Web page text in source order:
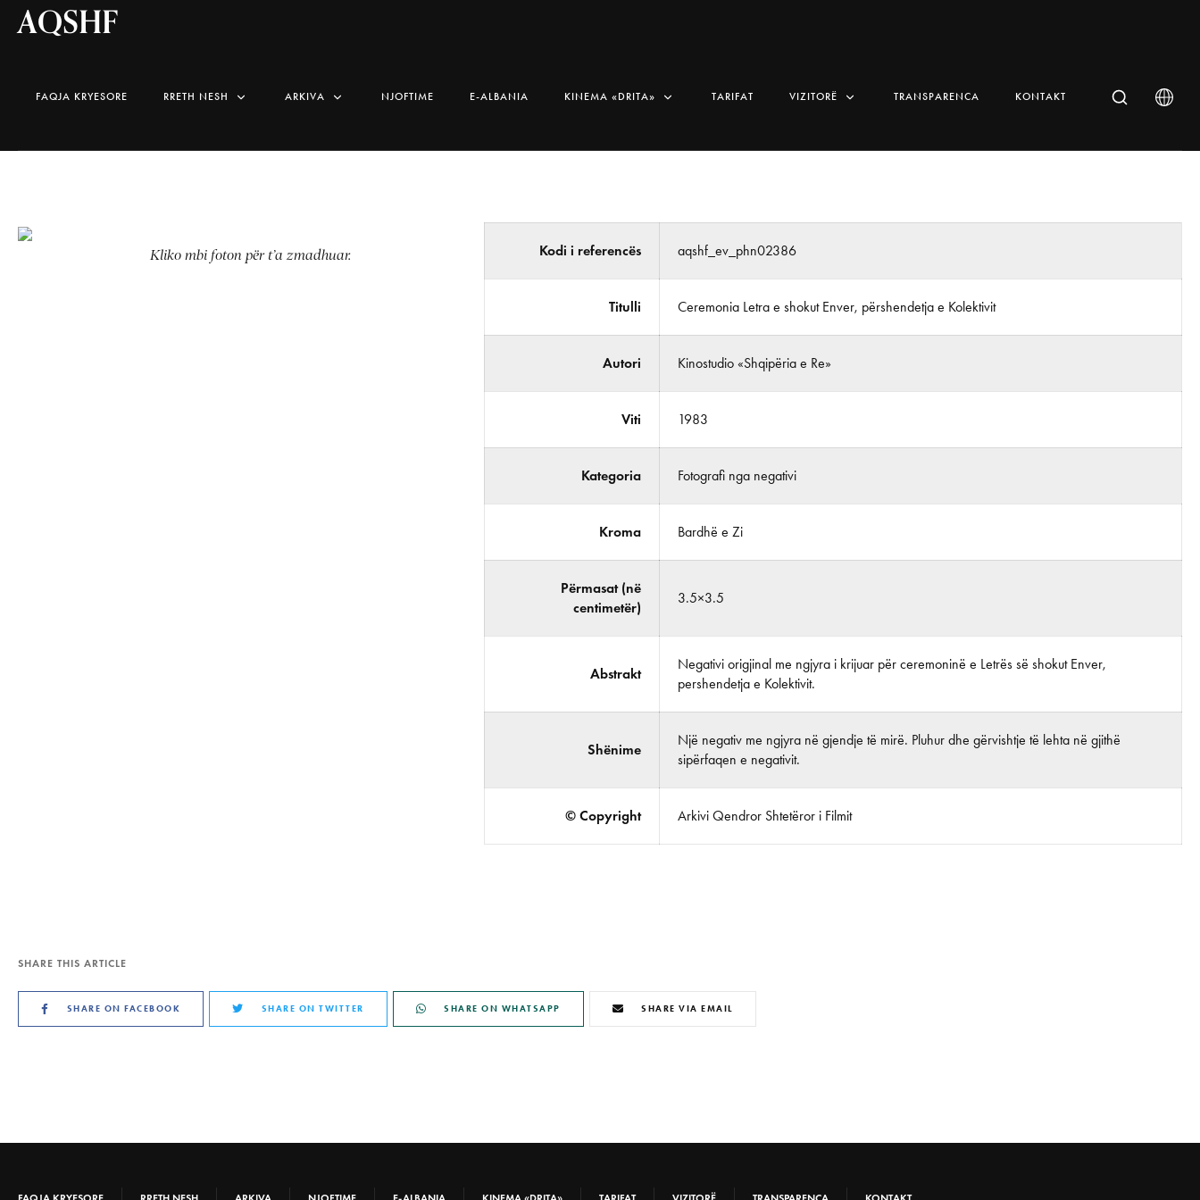
AQSHF
FAQJA KRYESORE RRETH NESH ARKIVA NJOFTIME E-ALBANIA KINEMA «DRITA» TARIFAT VIZITORË TRANSPARENCA KONTAKT
Kliko mbi foton për t’a zmadhuar. Kodi i referencës aqshf_ev_phn02386
Titulli Ceremonia Letra e shokut Enver, përshendetja e Kolektivit
Autori Kinostudio «Shqipëria e Re»
Viti 1983
Kategoria Fotografi nga negativi
Kroma Bardhë e Zi
Përmasat (në
centimetër)
3.5×3.5
Abstrakt
Negativi origjinal me ngjyra i krijuar për ceremoninë e Letrës së shokut Enver,
pershendetja e Kolektivit.
Shënime
Një negativ me ngjyra në gjendje të mirë. Pluhur dhe gërvishtje të lehta në gjithë
sipërfaqen e negativit.
© Copyright Arkivi Qendror Shtetëror i Filmit
SHARE THIS ARTICLE
SHARE ON FACEBOOK SHARE ON TWITTER SHARE ON WHATSAPP SHARE VIA EMAIL
FAQJA KRYESORE RRETH NESH ARKIVA NJOFTIME E-ALBANIA KINEMA «DRITA» TARIFAT VIZITORË TRANSPARENCA KONTAKT